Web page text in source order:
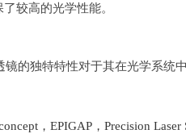
较高的光学性能。
镜的独特特性对于其在光学系统
，EPIGAP，Precision